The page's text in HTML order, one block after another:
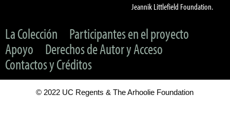
Jeannik Littlefield Foundation.
La Colección
Participantes en el proyecto
Apoyo
Derechos de Autor y Acceso
Contactos y Créditos
© 2022 UC Regents & The Arhoolie Foundation